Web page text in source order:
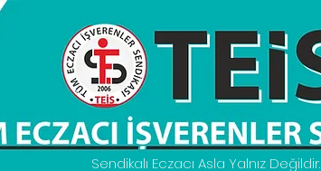
Sendikalı Eczacı Asla Yalnız Değildir.